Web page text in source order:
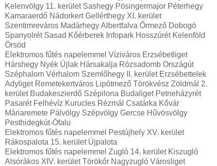
Kelenvölgy 11. kerület Sashegy Pösingermajor Péterhegy
Kamaraerdő Nádorkert Gellérthegy XI. kerület
Szentimreváros Madárhegy Albertfalva Őrmező Dobogó
Spanyolrét Sasad Kőérberek Infopark Hosszúrét Kelenföld
Örsöd
Elektromos fűtés napelemmel Víziváros Erzsébetliget
Hárshegy Nyék Újlak Hársakalja Rózsadomb Országút
Széphalom Vérhalom Szemlőhegy II. kerület Erzsébettelek
Adyliget Remetekertváros Lipótmező Törökvész Zöldmál 2.
kerület Budakeszierdő Szépilona Budaliget Petneházyrét
Pasarét Felhévíz Kurucles Rézmál Csatárka Kővár
Máriaremete Pálvölgy Szépvölgy Gercse Hűvösvölgy
Pesthidegkút-Ófalu
Elektromos fűtés napelemmel Pestújhely XV. kerület
Rákospalota 15. kerület Újpalota
Elektromos fűtés napelemmel Zugló 14. kerület Kiszugló
Alsórákos XIV. kerület Törökőr Nagyzugló Városliget